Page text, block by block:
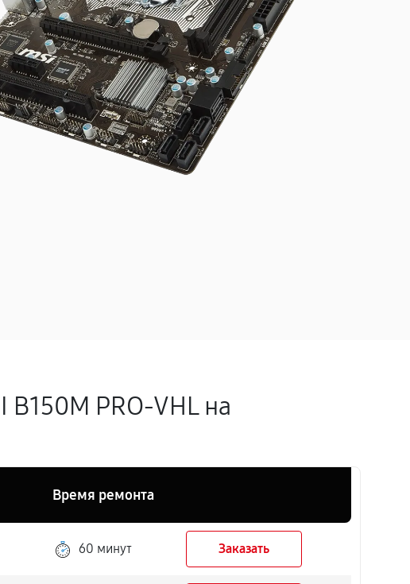
PRO-VHL на
Время ремонта
60 минут Заказать